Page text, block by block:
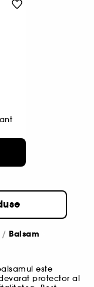
Balsam
este
protector al